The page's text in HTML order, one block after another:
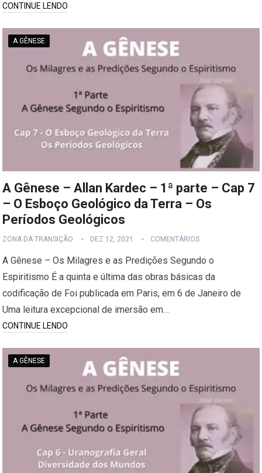
CONTINUE LENDO
A GÊNESE
A Gênese – Allan Kardec – 1ª parte – Cap 7
– O Esboço Geológico da Terra – Os
Períodos Geológicos
ZONA DA TRANSIÇÃO DEZ 12, 2021 COMENTÁRIOS
A Gênese – Os Milagres e as Predições Segundo o
Espiritismo É a quinta e última das obras básicas da
codificação de Foi publicada em Paris, em 6 de Janeiro de
Uma leitura excepcional de imersão em…
CONTINUE LENDO
A GÊNESE